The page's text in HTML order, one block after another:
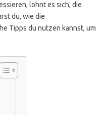
lohnt es sich, die
du, wie die
Tipps du nutzen kannst, um